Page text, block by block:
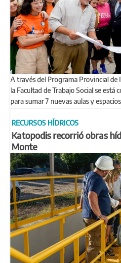
A través del Programa Provincial de Infraestructura Universitaria, en
la Facultad de Trabajo Social se
para sumar 7 nuevas aulas y
RECURSOS HÍDRICOS
Katopodis recorrió obras
Monte